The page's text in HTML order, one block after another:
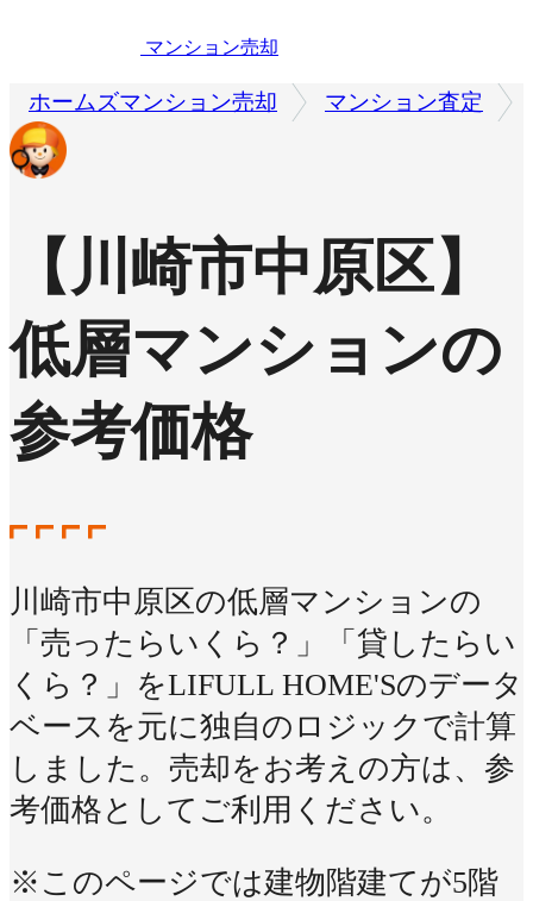
マンション売却
ホームズマンション売却 マンション査定
【川崎市中原区】
低層マンションの
参考価格
川崎市中原区の低層マンションの
「売ったらいくら？」「貸したらい
くら？」をLIFULL HOME'Sのデータ
ベースを元に独自のロジックで計算
しました。売却をお考えの方は、参
考価格としてご利用ください。
※このページでは建物階建てが5階